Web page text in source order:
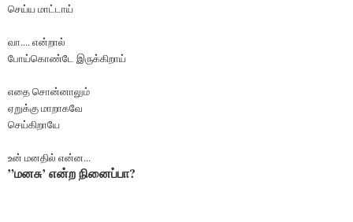
செய்ய மாட்டாய்
வா.... என்றால்
போய்கொண்டே இருக்கிறாய்
எதை சொன்னாலும்
ஏறுக்கு மாறாகவே
செய்கிறாயே
உன் மனதில் என்ன...
”மனசு’ என்ற நினைப்பா?